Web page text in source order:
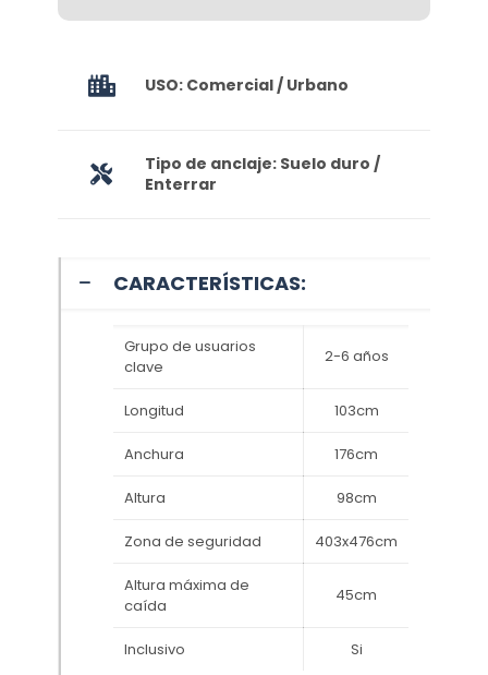
USO: Comercial / Urbano
Tipo de anclaje: Suelo duro /
Enterrar
CARACTERÍSTICAS:
Grupo de usuarios
clave
2-6 años
Longitud 103cm
Anchura 176cm
Altura 98cm
Zona de seguridad 403x476cm
Altura máxima de
caída
45cm
Inclusivo Si